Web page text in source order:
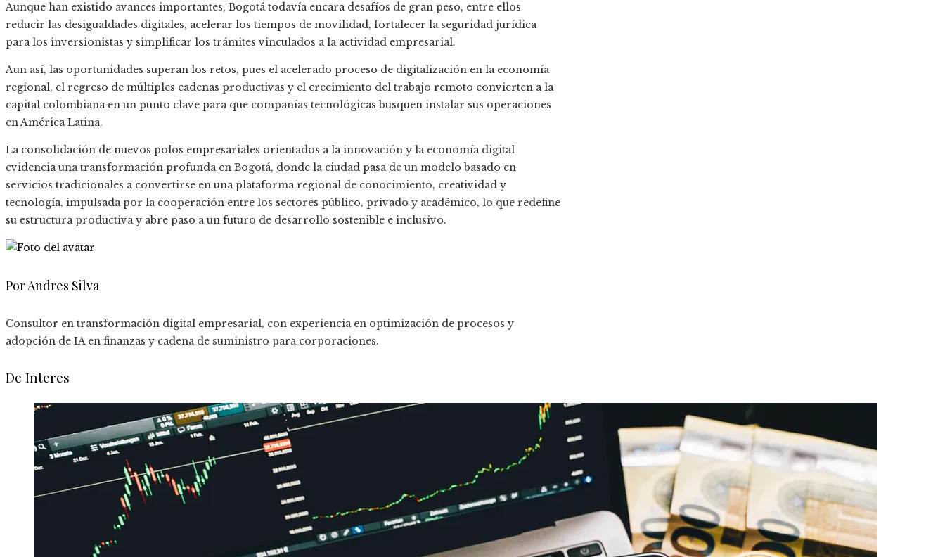
Aunque han existido avances importantes, Bogotá todavía encara desafíos de gran peso, entre ellos
reducir las desigualdades digitales, acelerar los tiempos de movilidad, fortalecer la seguridad jurídica
para los inversionistas y simplificar los trámites vinculados a la actividad empresarial.
Aun así, las oportunidades superan los retos, pues el acelerado proceso de digitalización en la economía
regional, el regreso de múltiples cadenas productivas y el crecimiento del trabajo remoto convierten a la
capital colombiana en un punto clave para que compañías tecnológicas busquen instalar sus operaciones
en América Latina.
La consolidación de nuevos polos empresariales orientados a la innovación y la economía digital
evidencia una transformación profunda en Bogotá, donde la ciudad pasa de un modelo basado en
servicios tradicionales a convertirse en una plataforma regional de conocimiento, creatividad y
tecnología, impulsada por la cooperación entre los sectores público, privado y académico, lo que redefine
su estructura productiva y abre paso a un futuro de desarrollo sostenible e inclusivo.
Por Andres Silva
Consultor en transformación digital empresarial, con experiencia en optimización de procesos y
adopción de IA en finanzas y cadena de suministro para corporaciones.
De Interes